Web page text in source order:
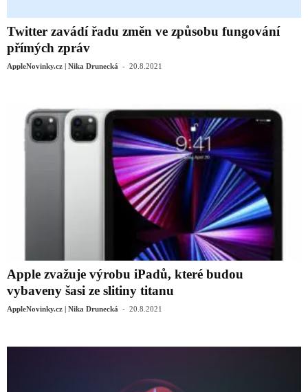
Twitter zavádí řadu změn ve způsobu fungování
přímých zpráv
AppleNovinky.cz | Nika Drunecká - 20.8.2021
Apple zvažuje výrobu iPadů, které budou
vybaveny šasi ze slitiny titanu
AppleNovinky.cz | Nika Drunecká - 20.8.2021